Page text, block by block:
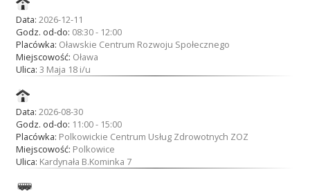
Data: 2026-12-11
Godz. od-do: 08:30 - 12:00
Placówka: Oławskie Centrum Rozwoju Społecznego
Miejscowość: Oława
Ulica: 3 Maja 18 i/u
Data: 2026-08-30
Godz. od-do: 11:00 - 15:00
Placówka: Polkowickie Centrum Usług Zdrowotnych ZOZ
Miejscowość: Polkowice
Ulica: Kardynała B.Kominka 7